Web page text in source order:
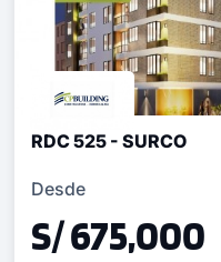
RDC 525 - SURCO
Desde
S/ 675,000